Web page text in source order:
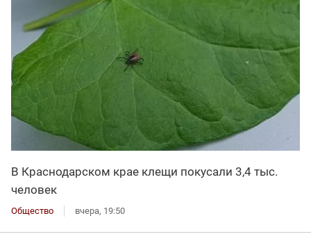
В Краснодарском крае клещи покусали 3,4 тыс.
человек
Общество вчера, 19:50